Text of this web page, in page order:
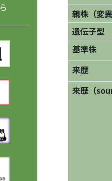
親株（変
遺伝子型
基準株
来歴
来歴（